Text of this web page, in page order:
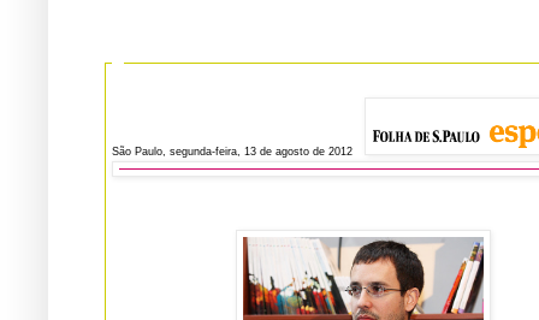
São Paulo, segunda-feira, 13 de agosto de 2012